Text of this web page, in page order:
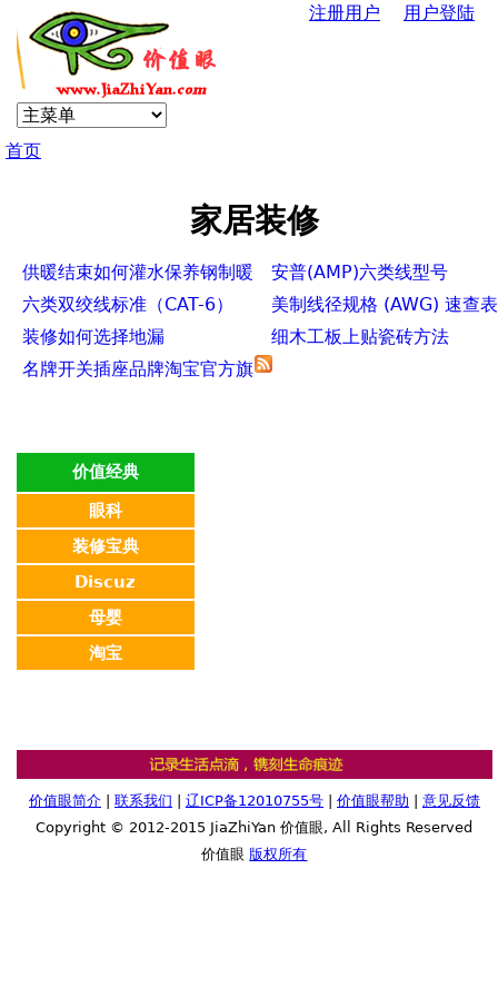
Jump to navigation
r
m
e
注册用户 用户登陆
这
里
首页
家居装修
供暖结束如何灌水保养钢制暖
气散热片
安普(AMP)六类线型号
六类双绞线标准（CAT-6）
美制线径规格 (AWG) 速查表
装修如何选择地漏
细木工板上贴瓷砖方法
名牌开关插座品牌淘宝官方旗
价值经典
眼科
装修宝典
Discuz
母婴
淘宝
价值眼简介 联系我们 辽ICP备12010755号 价值眼帮助
意见反馈
Copyright © 2012-2015 JiaZhiYan 价值眼, All Rights Reserved
价值眼 版权所有